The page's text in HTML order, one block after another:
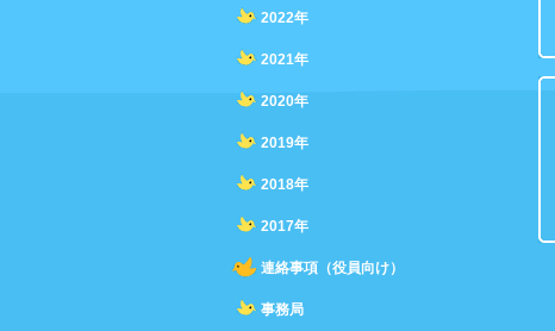
2022年
2021年
2020年
2019年
2018年
2017年
連絡事項（役員向け）
事務局